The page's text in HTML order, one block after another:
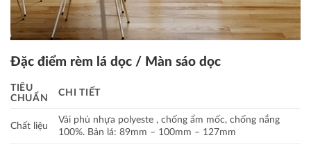
Đặc điểm rèm lá dọc / Màn sáo dọc
TIÊU
CHUẨN
CHI TIẾT
Chất liệu
Vải phủ nhựa polyeste , chống ẩm mốc, chống nắng
100%. Bản lá: 89mm – 100mm – 127mm